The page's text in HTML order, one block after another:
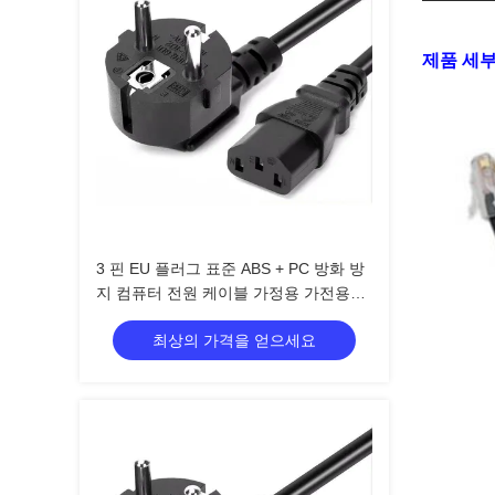
3 핀 EU 플러그 표준 ABS + PC 방화 방
지 컴퓨터 전원 케이블 가정용 가전용
AC 전원 케이블
최상의 가격을 얻으세요
제품 세